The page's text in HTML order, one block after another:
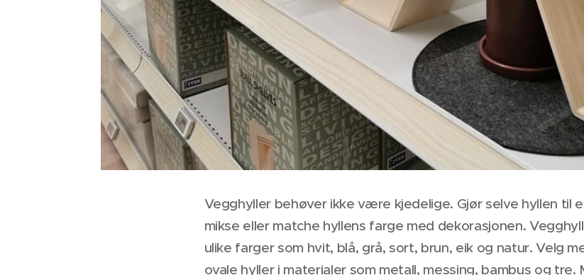
Vegghyller behøver ikke være kjedelige. Gjør selve hyllen til
mikse eller matche hyllens farge med dekorasjonen.
ulike farger som hvit, blå, grå, sort, brun, eik og natur. Velg
ovale hyller i materialer som metall, messing, bambus og